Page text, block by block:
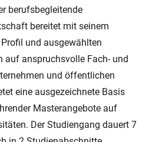
berufsbegleitende
bereitet mit seinem
und ausgewählten
auf anspruchsvolle Fach- und
und öffentlichen
eine ausgezeichnete Basis
Masterangebote auf
Der Studiengang dauert 7